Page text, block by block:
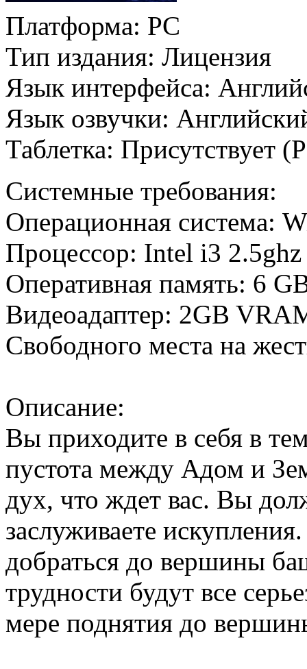
Платформа: PC
Тип издания: Лицензия
Язык интерфейса:
Язык озвучки:
Таблетка: Присутствует
Системные требования:
Операционная система:
Процессор: Intel i3
Оперативная память: 6
Видеоадаптер: 2GB
Свободного места на
Описание:
Вы приходите в себя в
пустота между Адом и
дух, что ждет вас. Вы
заслуживаете
добраться до вершины
трудности будут все
мере поднятия до